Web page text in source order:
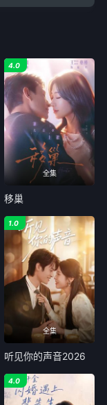
全集
4.0
移巢
全集
1.0
听见你的声音2026
4.0